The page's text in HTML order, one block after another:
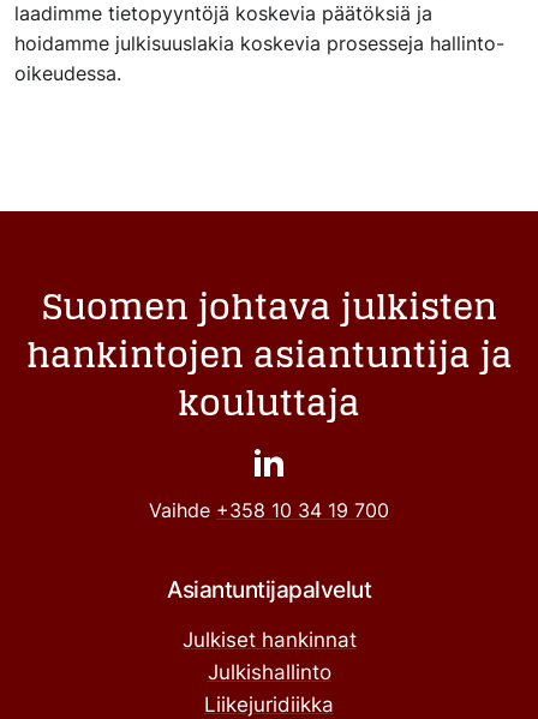
laadimme tietopyyntöjä koskevia päätöksiä ja
hoidamme julkisuuslakia koskevia prosesseja hallinto-
oikeudessa.
Suomen johtava julkisten
hankintojen asiantuntija ja
kouluttaja
Vaihde +358 10 34 19 700
Asiantuntijapalvelut
Julkiset hankinnat
Julkishallinto
Liikejuridiikka